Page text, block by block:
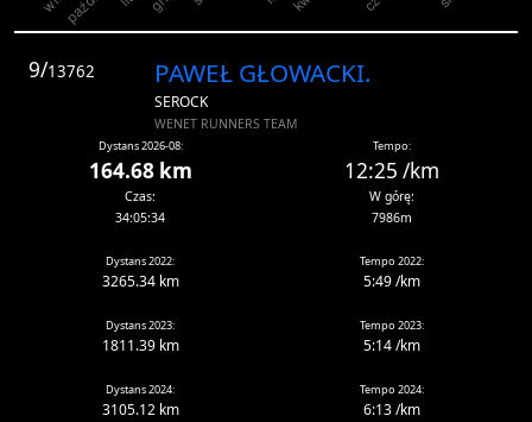
9/13762 PAWEŁ GŁOWACKI.
SEROCK
WENET RUNNERS TEAM
Dystans 2026-08:
164.68 km
Tempo:
12:25 /km
Czas:
34:05:34
W górę:
7986m
Dystans 2022:
3265.34 km
Tempo 2022:
5:49 /km
Dystans 2023:
1811.39 km
Tempo 2023:
5:14 /km
Dystans 2024:
3105.12 km
Tempo 2024:
6:13 /km